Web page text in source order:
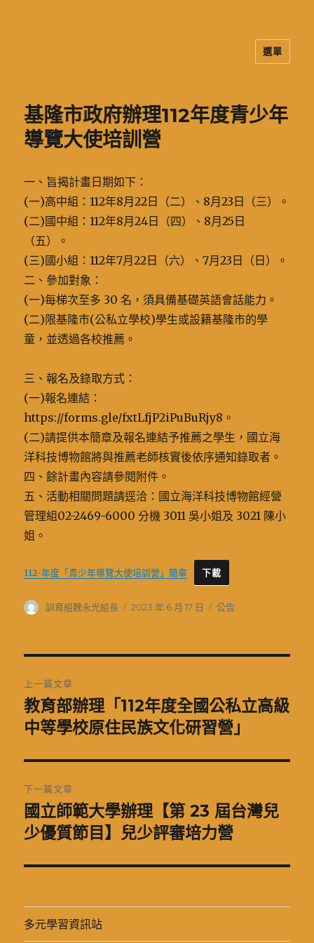
選單
基隆市政府辦理112年度青少年
導覽大使培訓營
一、旨揭計畫日期如下：
(一)高中組：112年8月22日（二）、8月23日（三）。
(二)國中組：112年8月24日（四）、8月25日
（五）。
(三)國小組：112年7月22日（六）、7月23日（日）。
二、參加對象：
(一)每梯次至多 30 名，須具備基礎英語會話能力。
(二)限基隆市(公私立學校)學生或設籍基隆市的學
童，並透過各校推薦。
三、報名及錄取方式：
(一)報名連結：
https://forms.gle/fxtLfjP2iPuBuRjy8。
(二)請提供本簡章及報名連結予推薦之學生，國立海
洋科技博物館將與推薦老師核實後依序通知錄取者。
四、餘計畫內容請參閱附件。
五、活動相關問題請逕洽：國立海洋科技博物館經營
管理組02-2469-6000 分機 3011 吳小姐及 3021 陳小
姐。
112-年度「青少年導覽大使培訓營」簡章 下載
作
訓育組魏永光組長
發
2023 年 6 月 17 日
分
公告
章
導
覽
上一篇文章
上
一
文
章:
教育部辦理「112年度全國公私立高級
中等學校原住民族文化研習營」
下一篇文章
下
一
文
國立師範大學辦理【第 23 屆台灣兒
少優質節目】兒少評審培力營
多元學習資訊站